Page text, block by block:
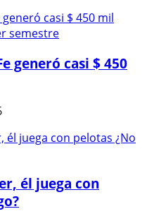
generó casi $ 450
él juega con